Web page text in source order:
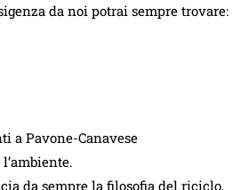
da noi potrai sempre trovare:
a Pavone-Canavese
da sempre la filosofia del riciclo,